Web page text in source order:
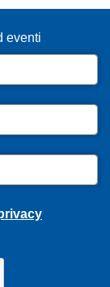
eventi